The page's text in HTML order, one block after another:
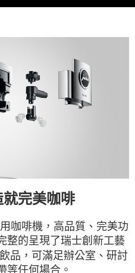
完美咖啡
咖啡機，高品質、完美功
整的呈現了瑞士創新工藝
品，可滿足辦公室、研討
等任何場合。